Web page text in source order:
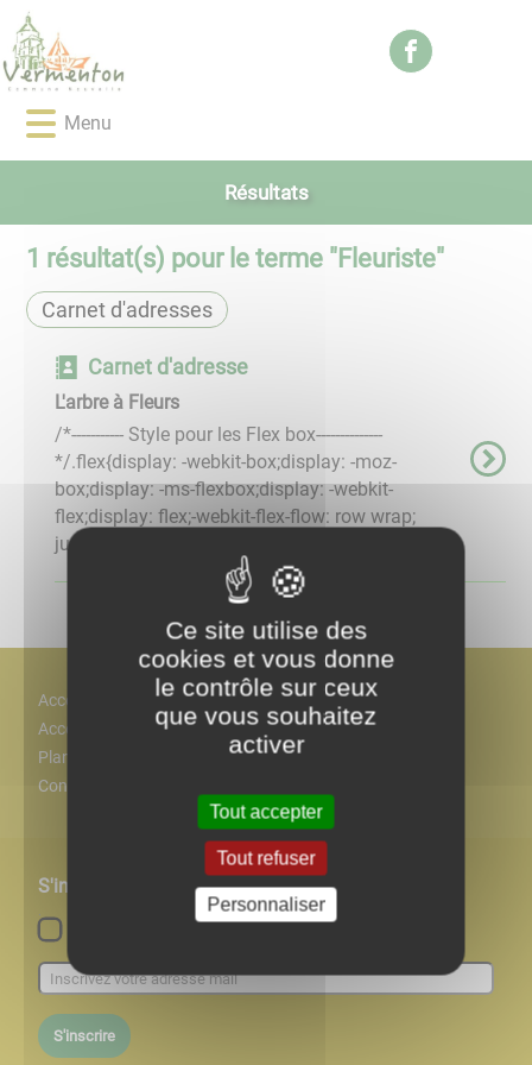
Lien
d'accès
rapide
au
menu
Lien
d'accès
rapide
au
contenu
Lien
d'accès
rapide
à
Lien
d'accès
rapide
au
pied
Menu
Résultats
1 résultat(s) pour le terme "Fleuriste"
Carnet d'adresses
Carnet d'adresse
L'arbre à Fleurs
/*----------- Style pour les Flex box--------------
*/.flex{display: -webkit-box;display: -moz-
box;display: -ms-flexbox;display: -webkit-
flex;display: flex;-webkit-flex-flow: row wrap;
justify-content: ...
Accès
Accessiblité
Plan
Contact
S'inscrire à notre newsletter
Lettre d'information par défaut
S'inscrire
Panneau de gestion des cookies
Ce site utilise des
cookies et vous donne
le contrôle sur ceux
que vous souhaitez
activer
Tout accepter
Tout refuser
Personnaliser